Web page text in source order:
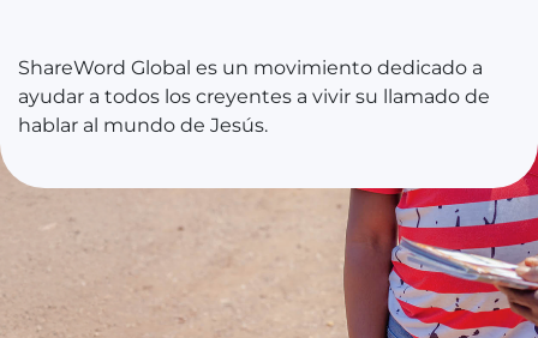
ShareWord Global es un movimiento dedicado a
ayudar a todos los creyentes a vivir su llamado de
hablar al mundo de Jesús.